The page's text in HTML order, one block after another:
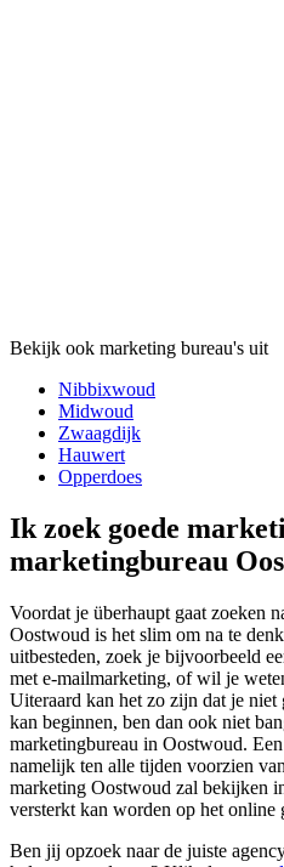
Bekijk ook marketing bureau's uit
Nibbixwoud
Midwoud
Zwaagdijk
Hauwert
Opperdoes
Ik zoek goede
marketingbureau
Voordat je überhaupt gaat zoeken
Oostwoud is het slim om na te
uitbesteden, zoek je bijvoorbeeld
met e-mailmarketing, of wil je
Uiteraard kan het zo zijn dat je niet
kan beginnen, ben dan ook niet
marketingbureau in Oostwoud.
namelijk ten alle tijden voorzien
marketing Oostwoud zal bekijken
versterkt kan worden op het online
Ben jij opzoek naar de juiste